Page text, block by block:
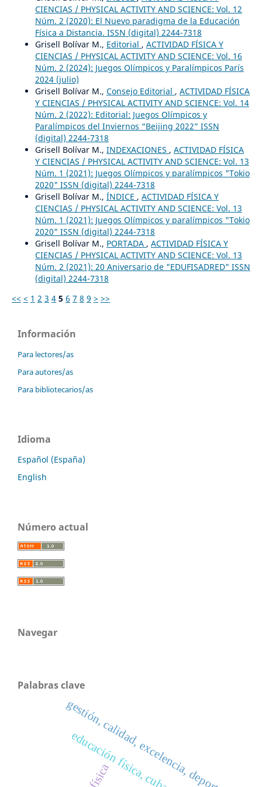
CIENCIAS / PHYSICAL ACTIVITY AND SCIENCE: Vol. 12
Núm. 2 (2020): El Nuevo paradigma de la Educación
Física a Distancia. ISSN (digital) 2244-7318
Grisell Bolívar M., Editorial , ACTIVIDAD FÍSICA Y
CIENCIAS / PHYSICAL ACTIVITY AND SCIENCE: Vol. 16
Núm. 2 (2024): Juegos Olímpicos y Paralímpicos París
2024 (julio)
Grisell Bolívar M., Consejo Editorial , ACTIVIDAD FÍSICA
Y CIENCIAS / PHYSICAL ACTIVITY AND SCIENCE: Vol. 14
Núm. 2 (2022): Editorial: Juegos Olímpicos y
Paralímpicos del Inviernos “Beijing 2022” ISSN
(digital) 2244-7318
Grisell Bolívar M., INDEXACIONES , ACTIVIDAD FÍSICA
Y CIENCIAS / PHYSICAL ACTIVITY AND SCIENCE: Vol. 13
Núm. 1 (2021): Juegos Olímpicos y paralímpicos "Tokio
2020" ISSN (digital) 2244-7318
Grisell Bolívar M., ÍNDICE , ACTIVIDAD FÍSICA Y
CIENCIAS / PHYSICAL ACTIVITY AND SCIENCE: Vol. 13
Núm. 1 (2021): Juegos Olímpicos y paralímpicos "Tokio
2020" ISSN (digital) 2244-7318
Grisell Bolívar M., PORTADA , ACTIVIDAD FÍSICA Y
CIENCIAS / PHYSICAL ACTIVITY AND SCIENCE: Vol. 13
Núm. 2 (2021): 20 Aniversario de "EDUFISADRED" ISSN
(digital) 2244-7318
<< < 1 2 3 4 5 6 7 8 9 > >>
Información
Para lectores/as
Para autores/as
Para bibliotecarios/as
Idioma
Español (España)
English
Número actual
Navegar
Palabras clave
gestión, calidad, excelencia, deporte.